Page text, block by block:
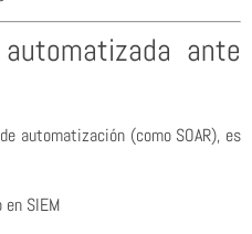
ante
automatización (como SOAR), es
SIEM